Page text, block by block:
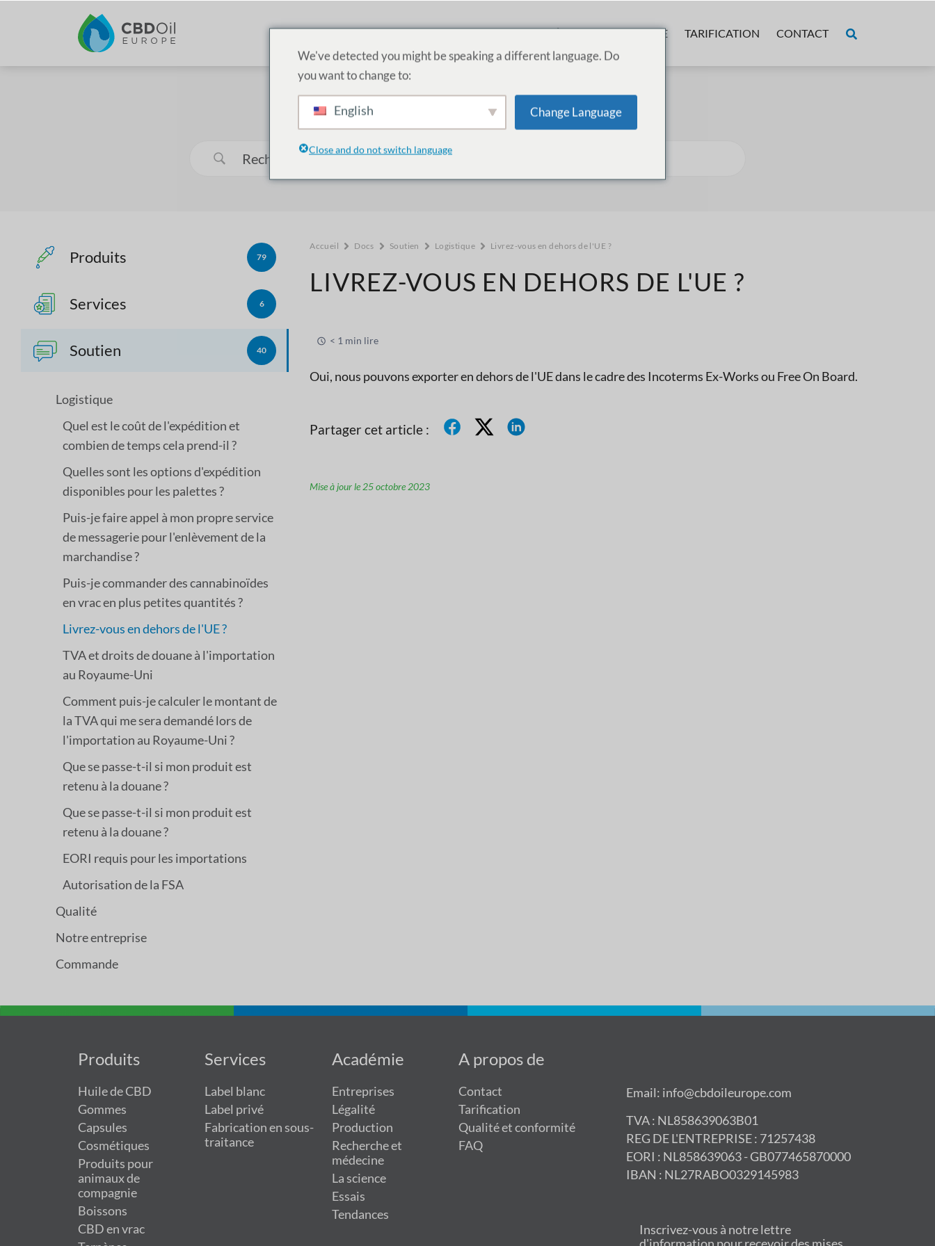
PRODUITS SERVICES ACADÉMIE A PROPOS DE TARIFICATION CONTACT
Comment pouvons-nous vous aider ?
Produits 79
Services 6
Soutien 40
Logistique
Quel est le coût de l'expédition et
combien de temps cela prend-il ?
Quelles sont les options d'expédition
disponibles pour les palettes ?
Puis-je faire appel à mon propre service
de messagerie pour l'enlèvement de la
marchandise ?
Puis-je commander des cannabinoïdes
en vrac en plus petites quantités ?
Livrez-vous en dehors de l'UE ?
TVA et droits de douane à l'importation
au Royaume-Uni
Comment puis-je calculer le montant de
la TVA qui me sera demandé lors de
l'importation au Royaume-Uni ?
Que se passe-t-il si mon produit est
retenu à la douane ?
Que se passe-t-il si mon produit est
retenu à la douane ?
EORI requis pour les importations
Autorisation de la FSA
Qualité
Notre entreprise
Commande
Accueil Docs Soutien Logistique Livrez-vous en dehors de l'UE ?
LIVREZ-VOUS EN DEHORS DE L'UE ?
< 1 min lire
Oui, nous pouvons exporter en dehors de l'UE dans le cadre des Incoterms Ex-Works ou Free On Board.
Partager cet article :
Mise à jour le 25 octobre 2023
Produits
Huile de CBD
Gommes
Capsules
Cosmétiques
Produits pour
animaux de
compagnie
Boissons
CBD en vrac
Services
Label blanc
Label privé
Fabrication en sous-
traitance
Académie
Entreprises
Légalité
Production
Recherche et
médecine
La science
Essais
Tendances
A propos de
Contact
Tarification
Qualité et conformité
FAQ
Email: info@cbdoileurope.com
TVA : NL858639063B01
REG DE L'ENTREPRISE : 71257438
EORI : NL858639063 - GB077465870000
IBAN : NL27RABO0329145983
Inscrivez-vous à notre lettre
d'information pour recevoir des mises
We've detected you might be speaking a different language. Do
you want to change to:
English Change Language
Close and do not switch language